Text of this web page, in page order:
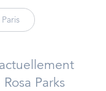
Paris
Parks